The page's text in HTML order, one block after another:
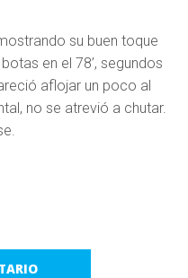
su buen toque
en el 78’, segundos
aflojar un poco al
no se atrevió a chutar.